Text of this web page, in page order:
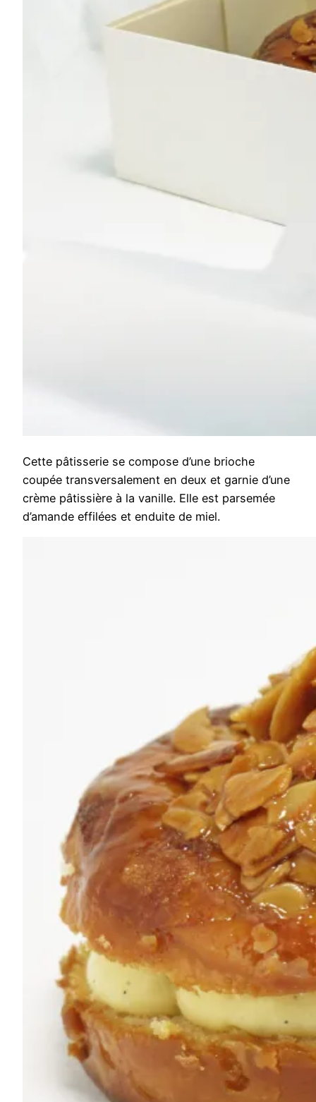
Cette pâtisserie se compose d’une brioche
coupée transversalement en deux et garnie d’une
crème pâtissière à la vanille. Elle est parsemée
d’amande effilées et enduite de miel.